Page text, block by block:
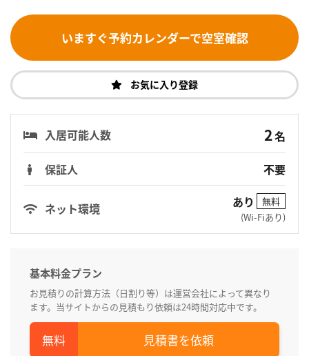
いますぐ予約カレンダーで空室確認
お気に入り登録
入居可能人数 2名
保証人
不要
ネット環境 あり
無料
(Wi-Fiあり)
基本料金プラン
お見積りの計算方法（日割り等）は運営会社によって異なり
ます。当サイトからの見積もり依頼は24時間対応中です。
見積書を依頼